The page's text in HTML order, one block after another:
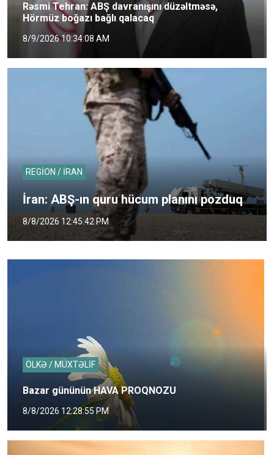
Rəsmi Tehran: ABŞ davranışını düzəltməsə,
Hörmüz boğazı bağlı qalacaq
8/9/2026 10:34:08 AM
REGİON / İRAN
İran: ABŞ-ın quru hücum planını pozduq
8/8/2026 12:45:42 PM
ÖLKƏ / MÜXTƏLİF
Bazar gününün HAVA PROQNOZU
8/8/2026 12:28:55 PM